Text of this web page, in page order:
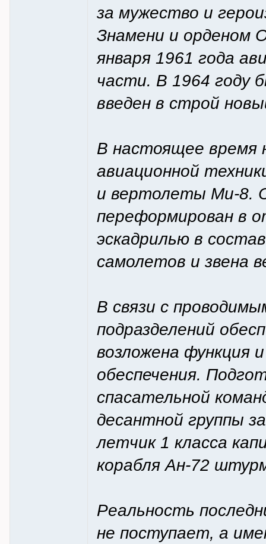
за мужество и
Знамени и орденом
января 1961 года
части. В 1964 году
введен в строй
В настоящее время
авиационной
и вертолеты Ми-8.
переформирован в
эскадрилью в
самолетов и звена
В связи с
подразделений
возложена функция
обеспечения.
спасательной
десантной группы
летчик 1 класса
корабля Ан-72
Реальность
не поступает, а